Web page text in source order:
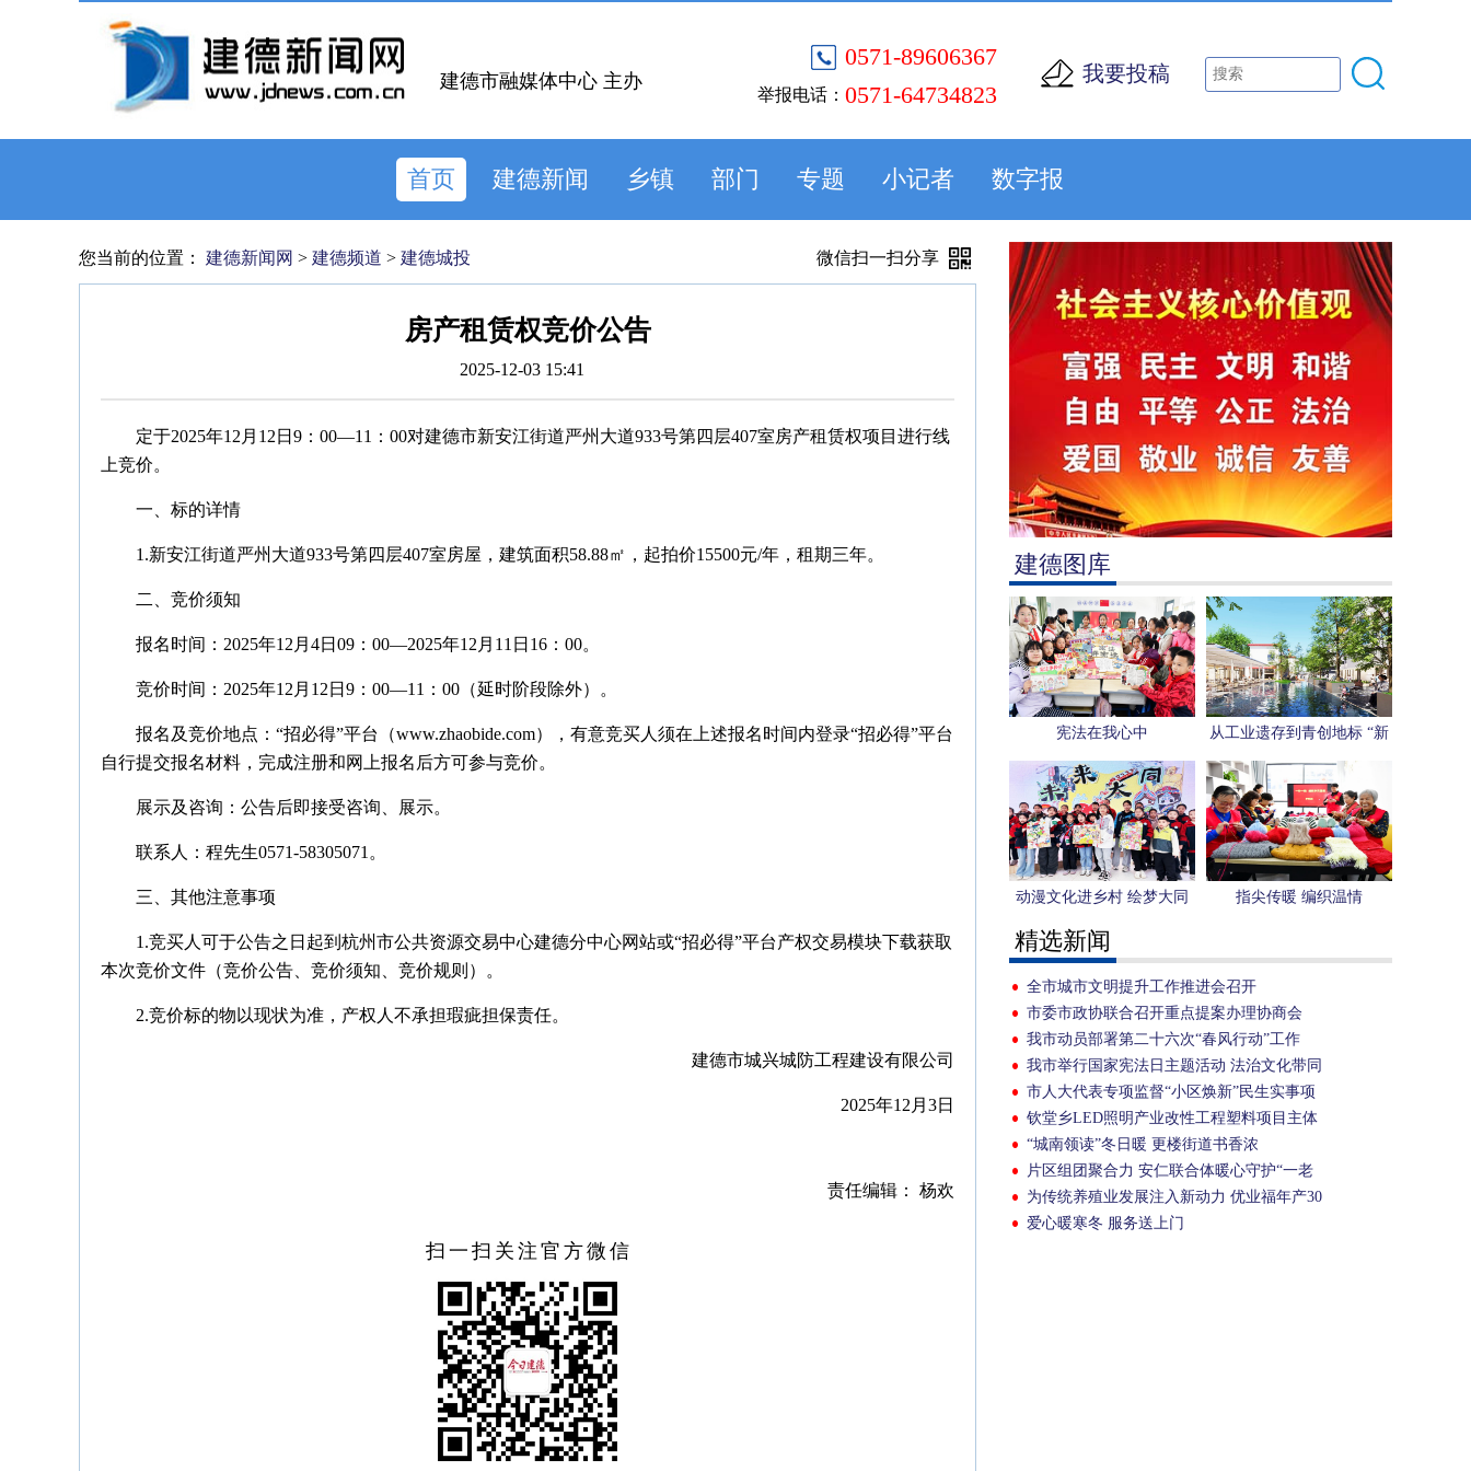
0571-89606367
举报电话： 0571-64734823
我要投稿
建德市融媒体中心 主办
首页 建德新闻 乡镇 部门 专题 小记者 数字报
建德图库
宪法在我心中
从工业遗存到青创地标 “新
安青创社”园区项目开工
动漫文化进乡村 绘梦大同
启新程
指尖传暖 编织温情
精选新闻
全市城市文明提升工作推进会召开
市委市政协联合召开重点提案办理协商会
我市动员部署第二十六次“春风行动”工作
我市举行国家宪法日主题活动 法治文化带同
步启航
市人大代表专项监督“小区焕新”民生实事项
目
钦堂乡LED照明产业改性工程塑料项目主体
结顶
“城南领读”冬日暖 更楼街道书香浓
片区组团聚合力 安仁联合体暖心守护“一老
一小”
为传统养殖业发展注入新动力 优业福年产30
万吨生物饲料项目投产
爱心暖寒冬 服务送上门
您当前的位置： 建德新闻网 > 建德频道 > 建德城投 微信扫一扫分享
房产租赁权竞价公告
2025-12-03 15:41
定于2025年12月12日9：00—11：00对建德市新安江街道严州大道933号第四层407室房产租赁权项目进行线
上竞价。
一、标的详情
1.新安江街道严州大道933号第四层407室房屋，建筑面积58.88㎡，起拍价15500元/年，租期三年。
二、竞价须知
报名时间：2025年12月4日09：00—2025年12月11日16：00。
竞价时间：2025年12月12日9：00—11：00（延时阶段除外）。
报名及竞价地点：“招必得”平台（www.zhaobide.com），有意竞买人须在上述报名时间内登录“招必得”平台
自行提交报名材料，完成注册和网上报名后方可参与竞价。
展示及咨询：公告后即接受咨询、展示。
联系人：程先生0571-58305071。
三、其他注意事项
1.竞买人可于公告之日起到杭州市公共资源交易中心建德分中心网站或“招必得”平台产权交易模块下载获取
本次竞价文件（竞价公告、竞价须知、竞价规则）。
2.竞价标的物以现状为准，产权人不承担瑕疵担保责任。
建德市城兴城防工程建设有限公司
2025年12月3日
责任编辑： 杨欢
扫一扫关注官方微信